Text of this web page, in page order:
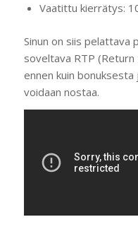
Vaatittu kierrätys:
Sinun on siis pelattava
soveltava RTP
ennen kuin
voidaan nostaa.